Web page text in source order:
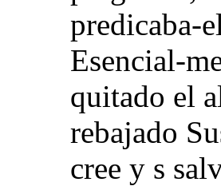
predicaba-
Esencial-
quitado el
rebajado
cree y s